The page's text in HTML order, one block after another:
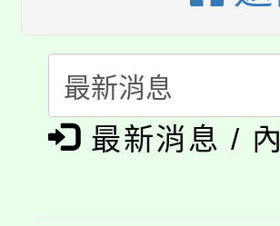
代理(課)教師
公告本校115
代理(課)教師
轉知中國文化
《TA101》溝
淨零綠生活教
最新消息 /